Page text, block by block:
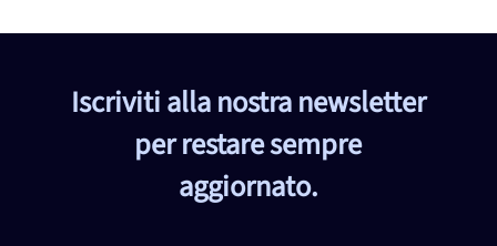
Iscriviti alla nostra newsletter
per restare sempre
aggiornato.